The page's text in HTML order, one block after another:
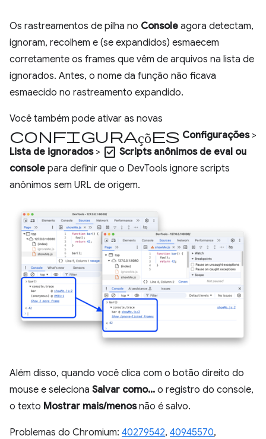
Os rastreamentos de pilha no Console agora detectam,
ignoram, recolhem e (se expandidos) esmaecem
corretamente os frames que vêm de arquivos na lista de
ignorados. Antes, o nome da função não ficava
esmaecido no rastreamento expandido.
Você também pode ativar as novas
configurações Configurações>
Lista de ignorados> check_box Scripts anônimos de eval ou
console para definir que o DevTools ignore scripts
anônimos sem URL de origem.
Além disso, quando você clica com o botão direito do
mouse e seleciona Salvar como... o registro do console,
o texto Mostrar mais/menosnão é salvo.
Problemas do Chromium: 40279542, 40945570,